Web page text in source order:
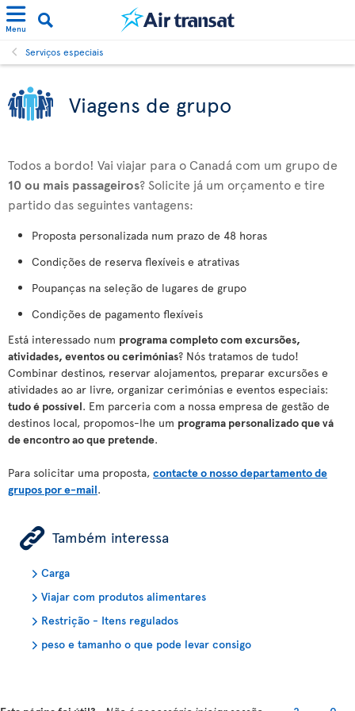
Menu
Serviços especiais
Viagens de grupo
Todos a bordo! Vai viajar para o Canadá com um grupo de
10 ou mais passageiros? Solicite já um orçamento e tire
partido das seguintes vantagens:
Proposta personalizada num prazo de 48 horas
Condições de reserva flexíveis e atrativas
Poupanças na seleção de lugares de grupo
Condições de pagamento flexíveis
Está interessado num programa completo com excursões,
atividades, eventos ou cerimónias? Nós tratamos de tudo!
Combinar destinos, reservar alojamentos, preparar excursões e
atividades ao ar livre, organizar cerimónias e eventos especiais:
tudo é possível. Em parceria com a nossa empresa de gestão de
destinos local, propomos-lhe um programa personalizado que vá
de encontro ao que pretende.
Para solicitar uma proposta, contacte o nosso departamento de
grupos por e-mail.
ÿ Também interessa
Carga
Viajar com produtos alimentares
Restrição - Itens regulados
peso e tamanho o que pode levar consigo